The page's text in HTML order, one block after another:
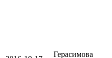
Герасимова